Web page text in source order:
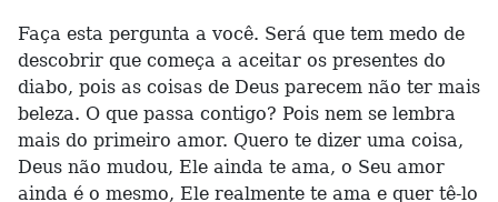
Faça esta pergunta a você. Será que tem medo de
descobrir que começa a aceitar os presentes do
diabo, pois as coisas de Deus parecem não ter mais
beleza. O que passa contigo? Pois nem se lembra
mais do primeiro amor. Quero te dizer uma coisa,
Deus não mudou, Ele ainda te ama, o Seu amor
ainda é o mesmo, Ele realmente te ama e quer tê-lo